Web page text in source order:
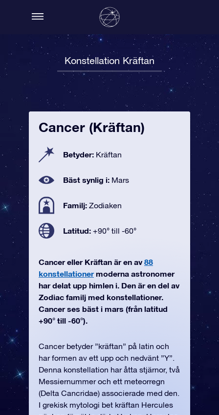
Konstellation Kräftan
Cancer (Kräftan)
Betyder: Kräftan
Bäst synlig i: Mars
Familj: Zodiaken
Latitud: +90° till -60°
Cancer eller Kräftan är en av 88
konstellationermoderna astronomer
har delat upp himlen i. Den är en del av
Zodiac familj med konstellationer.
Cancer ses bäst i mars (från latitud
+90° till -60°).
Cancer betyder ”kräftan” på latin och
har formen av ett upp och nedvänt ”Y”.
Denna konstellation har åtta stjärnor, två
Messiernummer och ett meteorregn
(Delta Cancridae) associerade med den.
I grekisk mytologi bet kräftan Hercules